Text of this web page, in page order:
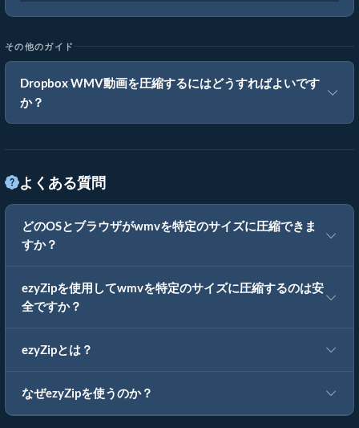
その他のガイド
Dropbox WMV動画を圧縮するにはどうすればよいです
か？
よくある質問
どのOSとブラウザがwmvを特定のサイズに圧縮できま
すか？
ezyZipを使用してwmvを特定のサイズに圧縮するのは安
全ですか？
ezyZipとは？
なぜezyZipを使うのか？